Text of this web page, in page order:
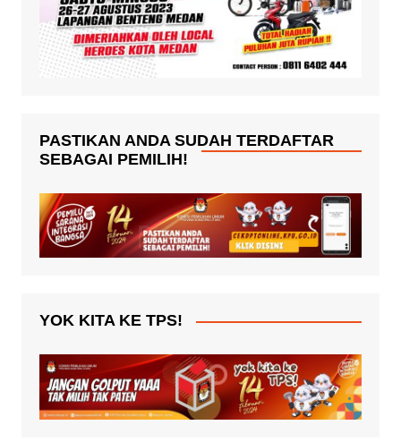
PASTIKAN ANDA SUDAH TERDAFTAR
SEBAGAI PEMILIH!
YOK KITA KE TPS!